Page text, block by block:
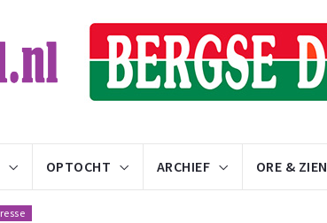
OPTOCHT ARCHIEF ORE & ZIEN